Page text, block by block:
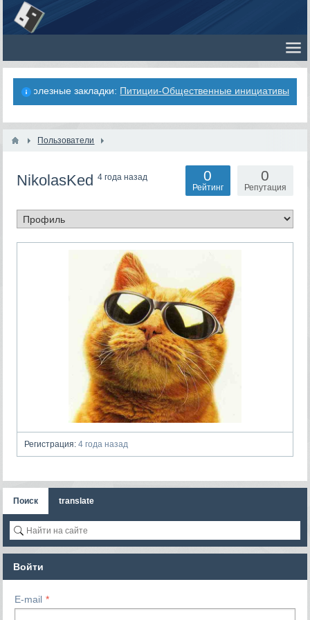
Полезные закладки:Питиции-Общественные инициативы
Пользователи
NikolasKed4 года назад 0
Репутация
0
Рейтинг
Регистрация: 4 года назад
Поиск translate
Войти
E-mail